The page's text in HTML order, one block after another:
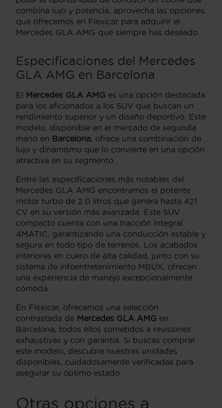
combina lujo y potencia, aprovecha las opciones
que ofrecemos en Flexicar para adquirir el
Mercedes GLA AMG que siempre has deseado.
Especificaciones del Mercedes
GLA AMG en Barcelona
El Mercedes GLA AMG es una opción destacada
para los aficionados a los SUV que buscan un
rendimiento superior y un diseño deportivo. Este
modelo, disponible en el mercado de segunda
mano en Barcelona, ofrece una combinación de
lujo y dinamismo que lo convierte en una opción
atractiva en su segmento.
Entre las especificaciones más notables del
Mercedes GLA AMG encontramos el potente
motor turbo de 2.0 litros que genera hasta 421
CV en su versión más avanzada. Este SUV
compacto cuenta con una tracción integral
4MATIC, garantizando una conducción estable y
segura en todo tipo de terrenos. Los acabados
interiores en cuero de alta calidad, junto con su
sistema de infoentretenimiento MBUX, ofrecen
una experiencia de manejo excepcionalmente
cómoda.
En Flexicar, ofrecemos una selección
contrastada de Mercedes GLA AMG en
Barcelona, todos ellos sometidos a revisiones
exhaustivas y con garantía. Si buscas comprar
este modelo, descubre nuestras unidades
disponibles, cuidadosamente verificadas para
asegurar su óptimo estado.
Otras opciones a